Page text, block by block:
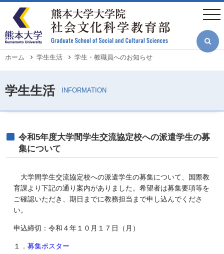
メ
ン
テ
ン
にパ
ホーム 学生生活 学生・教職員へのお知らせ
令和5年度大学間学生交流協定校への派遣学生の募
集について
大学間学生交流協定校への派遣学生の募集について、国際教
育課より下記の通り案内がありました。希望者は募集要項等を
ご確認いただき、期日までに教務担当まで申し込んでくださ
い。
申込締切：令和４年１０月１７日（月）
１． 募集ポスター